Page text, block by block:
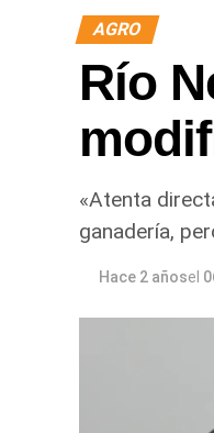
AGRO
Río
«Atenta
ganadería,
Hace 2 añosel